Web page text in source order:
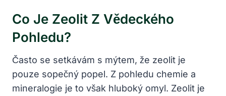
Co Je Zeolit Z Vědeckého
Pohledu?
Často se setkávám s mýtem, že zeolit je
pouze sopečný popel. Z pohledu chemie a
mineralogie je to však hluboký omyl. Zeolit je